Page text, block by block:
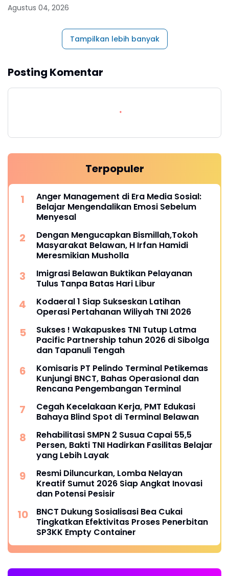
Agustus 04, 2026
Tampilkan lebih banyak
Posting Komentar
Terpopuler
Anger Management di Era Media Sosial:
Belajar Mengendalikan Emosi Sebelum
Menyesal
Dengan Mengucapkan Bismillah,Tokoh
Masyarakat Belawan, H Irfan Hamidi
Meresmikian Musholla
Imigrasi Belawan Buktikan Pelayanan
Tulus Tanpa Batas Hari Libur
Kodaeral 1 Siap Sukseskan Latihan
Operasi Pertahanan Wiliyah TNI 2026‎
Sukses ! Wakapuskes TNI Tutup Latma
Pacific Partnership tahun 2026 di Sibolga
dan Tapanuli Tengah
Komisaris PT Pelindo Terminal Petikemas
Kunjungi BNCT, Bahas Operasional dan
Rencana Pengembangan Terminal
Cegah Kecelakaan Kerja, PMT Edukasi
Bahaya Blind Spot di Terminal Belawan
Rehabilitasi SMPN 2 Susua Capai 55,5
Persen, Bakti TNI Hadirkan Fasilitas Belajar
yang Lebih Layak
Resmi Diluncurkan, Lomba Nelayan
Kreatif Sumut 2026 Siap Angkat Inovasi
dan Potensi Pesisir
BNCT Dukung Sosialisasi Bea Cukai
Tingkatkan Efektivitas Proses Penerbitan
SP3KK Empty Container